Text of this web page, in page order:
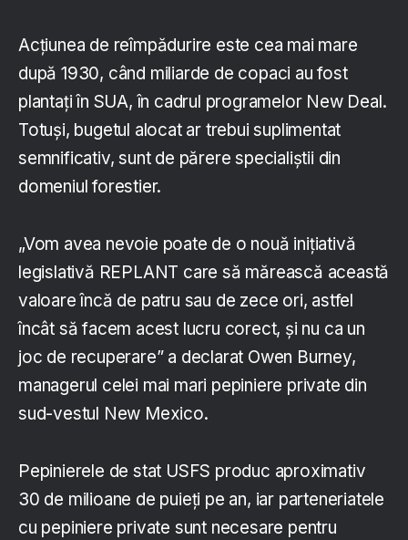
Acțiunea de reîmpădurire este cea mai mare
după 1930, când miliarde de copaci au fost
plantați în SUA, în cadrul programelor New Deal.
Totuși, bugetul alocat ar trebui suplimentat
semnificativ, sunt de părere specialiștii din
domeniul forestier.
„Vom avea nevoie poate de o nouă inițiativă
legislativă REPLANT care să mărească această
valoare încă de patru sau de zece ori, astfel
încât să facem acest lucru corect, și nu ca un
joc de recuperare” a declarat Owen Burney,
managerul celei mai mari pepiniere private din
sud-vestul New Mexico.
Pepinierele de stat USFS produc aproximativ
30 de milioane de puieți pe an, iar parteneriatele
cu pepiniere private sunt necesare pentru